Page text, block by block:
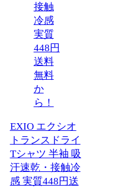
EXIO エクシオ
トランスドライ
Tシャツ 半袖 吸
汗速乾・接触冷
感 実質448円送